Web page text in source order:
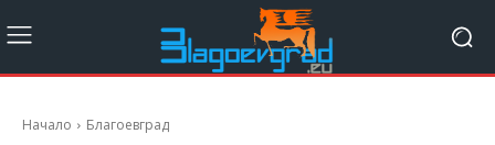
Начало Благоевград